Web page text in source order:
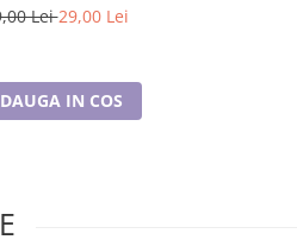
Lei29,00 Lei
IN COS